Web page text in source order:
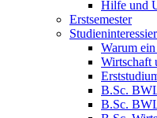
Hilfe und
Erstsemester
Warum
Wirtschaft
B.Sc.
B.Sc.